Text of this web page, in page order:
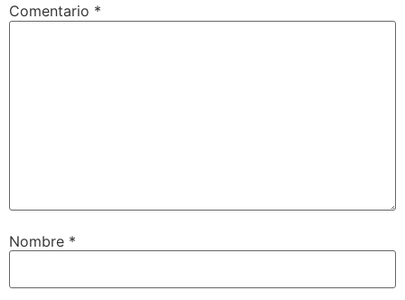
Comentario *
Nombre *